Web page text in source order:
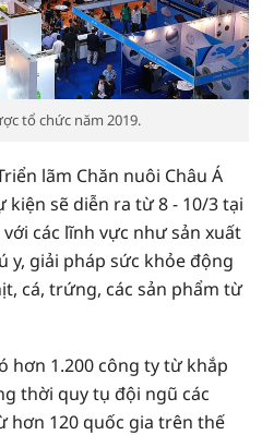
tổ chức năm 2019.
lãm Chăn nuôi Châu Á
kiện sẽ diễn ra từ 8 - 10/3 tại
các lĩnh vực như sản xuất
y, giải pháp sức khỏe động
cá, trứng, các sản phẩm từ
hơn 1.200 công ty từ khắp
thời quy tụ đội ngũ các
hơn 120 quốc gia trên thế